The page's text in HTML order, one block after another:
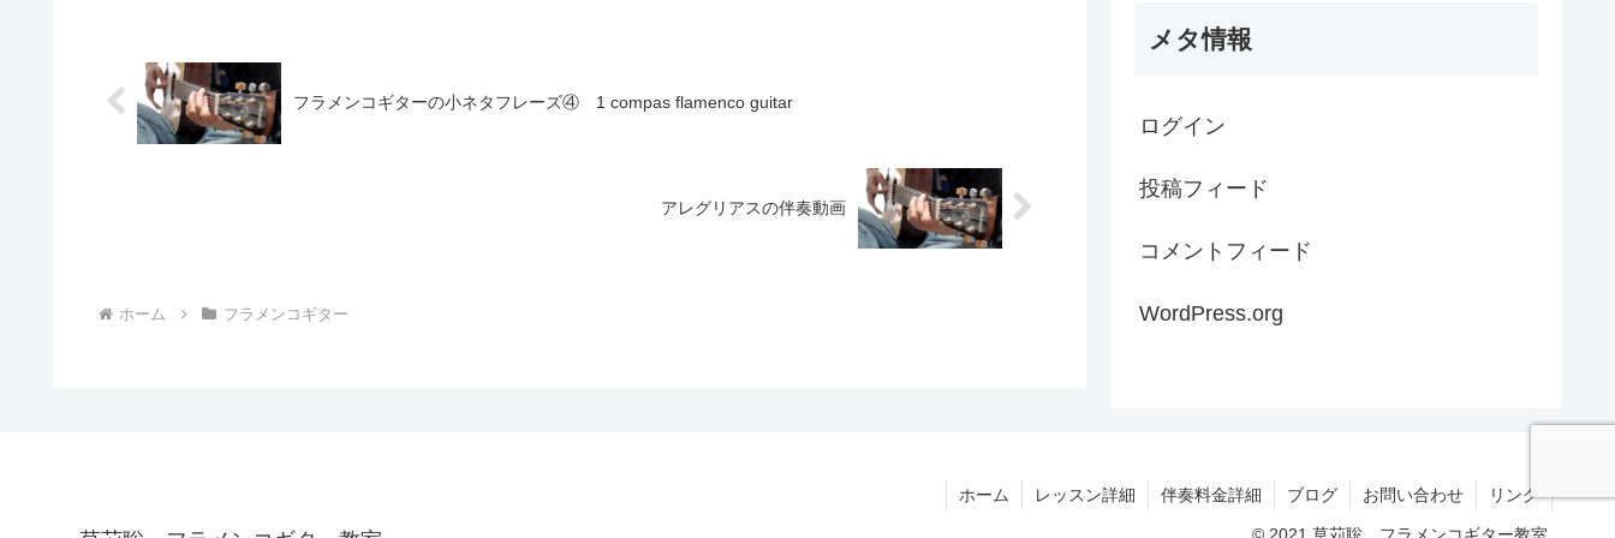
フラメンコギターの小ネタフレーズ④ 1 compas flamenco guitar
アレグリアスの伴奏動画
ホーム フラメンコギター
メタ情報
ログイン
投稿フィード
コメントフィード
WordPress.org
ホーム レッスン詳細 伴奏料金詳細 ブログ お問い合わせ リンク
© 2021 草苅聡 フラメンコギター教室.